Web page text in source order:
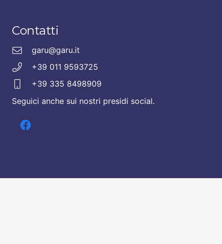
Contatti
garu@garu.it
+39 011 9593725
+39 335 8498909
Seguici anche sui nostri presidi social.